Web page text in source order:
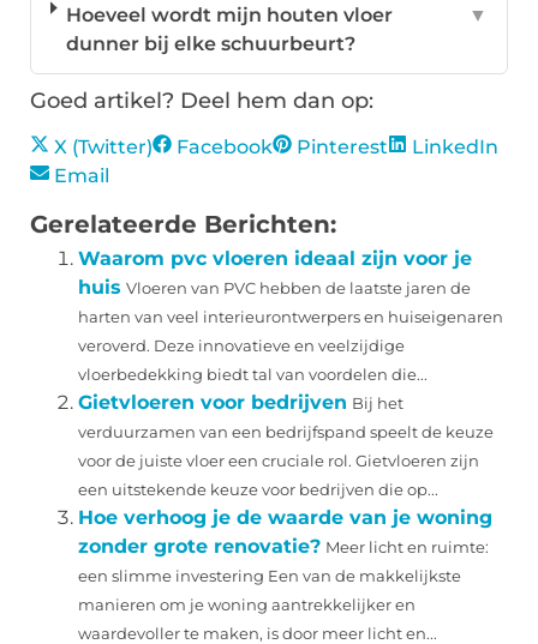
Hoeveel wordt mijn houten vloer
dunner bij elke schuurbeurt?
▼
Goed artikel? Deel hem dan op:
X (Twitter) Facebook Pinterest
LinkedIn
Email
Gerelateerde Berichten:
Waarom pvc vloeren ideaal zijn voor je
huis Vloeren van PVC hebben de laatste jaren de
harten van veel interieurontwerpers en huiseigenaren
veroverd. Deze innovatieve en veelzijdige
vloerbedekking biedt tal van voordelen die...
Gietvloeren voor bedrijven Bij het
verduurzamen van een bedrijfspand speelt de keuze
voor de juiste vloer een cruciale rol. Gietvloeren zijn
een uitstekende keuze voor bedrijven die op...
Hoe verhoog je de waarde van je woning
zonder grote renovatie? Meer licht en ruimte:
een slimme investering Een van de makkelijkste
manieren om je woning aantrekkelijker en
waardevoller te maken, is door meer licht en...